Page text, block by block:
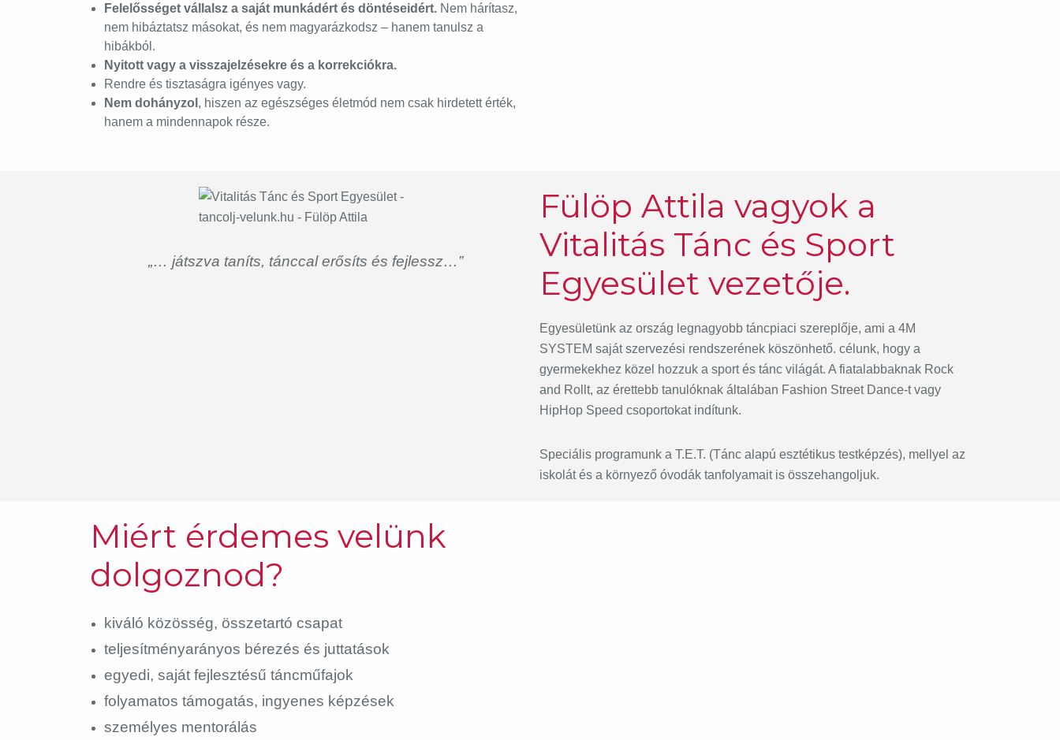
Felelősséget vállalsz a saját munkádért és döntéseidért. Nem hárítasz,
nem hibáztatsz másokat, és nem magyarázkodsz – hanem tanulsz a
hibákból.
Nyitott vagy a visszajelzésekre és a korrekciókra.
Rendre és tisztaságra igényes vagy.
Nem dohányzol , hiszen az egészséges életmód nem csak hirdetett érték,
hanem a mindennapok része.
„… játszva taníts, tánccal erősíts és fejlessz…”
Fülöp Attila vagyok a
Vitalitás Tánc és Sport
Egyesület vezetője.
Egyesületünk az ország legnagyobb táncpiaci szereplője, ami a 4M
SYSTEM saját szervezési rendszerének köszönhető. célunk, hogy a
gyermekekhez közel hozzuk a sport és tánc világát. A fiatalabbaknak Rock
and Rollt, az érettebb tanulóknak általában Fashion Street Dance-t vagy
HipHop Speed csoportokat indítunk.
Speciális programunk a T.E.T. (Tánc alapú esztétikus testképzés), mellyel az
iskolát és a környező óvodák tanfolyamait is összehangoljuk.
Miért érdemes velünk
dolgoznod?
kiváló közösség, összetartó csapat
teljesítményarányos bérezés és juttatások
egyedi, saját fejlesztésű táncműfajok
folyamatos támogatás, ingyenes képzések
személyes mentorálás